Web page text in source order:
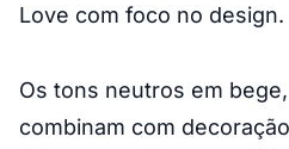
Love com foco no design.
Os tons neutros em
combinam com